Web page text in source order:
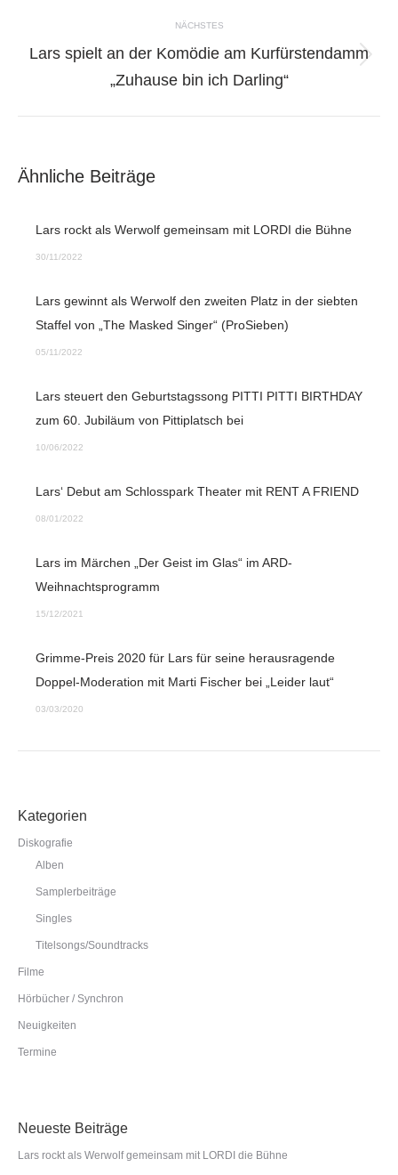
NÄCHSTES
Beitrag:
Lars spielt an der Komödie am Kurfürstendamm
„Zuhause bin ich Darling“
Ähnliche Beiträge
Lars rockt als Werwolf gemeinsam mit LORDI die Bühne
30/11/2022
Lars gewinnt als Werwolf den zweiten Platz in der siebten
Staffel von „The Masked Singer“ (ProSieben)
05/11/2022
Lars steuert den Geburtstagssong PITTI PITTI BIRTHDAY
zum 60. Jubiläum von Pittiplatsch bei
10/06/2022
Lars‘ Debut am Schlosspark Theater mit RENT A FRIEND
08/01/2022
Lars im Märchen „Der Geist im Glas“ im ARD-
Weihnachtsprogramm
15/12/2021
Grimme-Preis 2020 für Lars für seine herausragende
Doppel-Moderation mit Marti Fischer bei „Leider laut“
03/03/2020
Kategorien
Diskografie
Alben
Samplerbeiträge
Singles
Titelsongs/Soundtracks
Filme
Hörbücher / Synchron
Neuigkeiten
Termine
Neueste Beiträge
Lars rockt als Werwolf gemeinsam mit LORDI die Bühne